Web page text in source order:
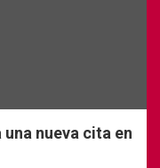
nueva cita en